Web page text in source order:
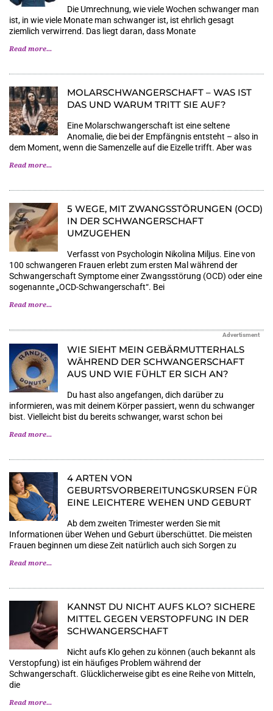
Die Umrechnung, wie viele Wochen schwanger man
ist, in wie viele Monate man schwanger ist, ist ehrlich gesagt
ziemlich verwirrend. Das liegt daran, dass Monate
Read more...
MOLARSCHWANGERSCHAFT – WAS IST
DAS UND WARUM TRITT SIE AUF?
Eine Molarschwangerschaft ist eine seltene
Anomalie, die bei der Empfängnis entsteht – also in
dem Moment, wenn die Samenzelle auf die Eizelle trifft. Aber was
Read more...
5 WEGE, MIT ZWANGSSTÖRUNGEN (OCD)
IN DER SCHWANGERSCHAFT
UMZUGEHEN
Verfasst von Psychologin Nikolina Miljus. Eine von
100 schwangeren Frauen erlebt zum ersten Mal während der
Schwangerschaft Symptome einer Zwangsstörung (OCD) oder eine
sogenannte „OCD-Schwangerschaft“. Bei
Read more...
Advertisment
WIE SIEHT MEIN GEBÄRMUTTERHALS
WÄHREND DER SCHWANGERSCHAFT
AUS UND WIE FÜHLT ER SICH AN?
Du hast also angefangen, dich darüber zu
informieren, was mit deinem Körper passiert, wenn du schwanger
bist. Vielleicht bist du bereits schwanger, warst schon bei
Read more...
4 ARTEN VON
GEBURTSVORBEREITUNGSKURSEN FÜR
EINE LEICHTERE WEHEN UND GEBURT
Ab dem zweiten Trimester werden Sie mit
Informationen über Wehen und Geburt überschüttet. Die meisten
Frauen beginnen um diese Zeit natürlich auch sich Sorgen zu
Read more...
KANNST DU NICHT AUFS KLO? SICHERE
MITTEL GEGEN VERSTOPFUNG IN DER
SCHWANGERSCHAFT
Nicht aufs Klo gehen zu können (auch bekannt als
Verstopfung) ist ein häufiges Problem während der
Schwangerschaft. Glücklicherweise gibt es eine Reihe von Mitteln,
die
Read more...